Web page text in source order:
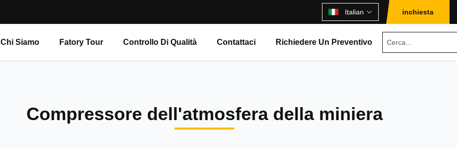
Italian inchiesta
Chi Siamo Fatory Tour Controllo Di Qualità Contattaci Richiedere Un Preventivo
Compressore dell'atmosfera della miniera